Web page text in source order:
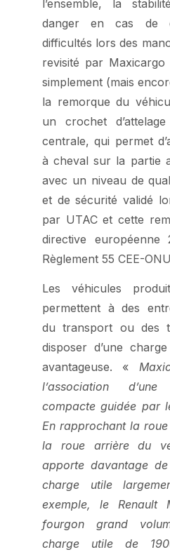
l’ensemble, la
danger en cas de
difficultés lors des
revisité par
simplement (mais
la remorque du
un crochet
centrale, qui permet
à cheval sur la partie
avec un niveau de
et de sécurité validé
par UTAC et cette
directive
Règlement 55 CEE-
Les véhicules
permettent à des
du transport ou des
disposer d’une
avantageuse. «
l’association
compacte guidée par
En rapprochant la
la roue arrière du
apporte davantage
charge utile
exemple, le Renault
fourgon grand
charge utile de